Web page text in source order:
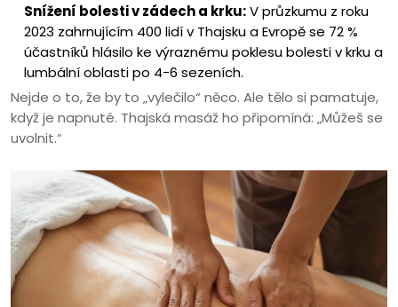
Snížení bolesti v zádech a krku:V průzkumu z roku
2023 zahrnujícím 400 lidí v Thajsku a Evropě se 72 %
účastníků hlásilo ke výraznému poklesu bolesti v krku a
lumbální oblasti po 4-6 sezeních.
Nejde o to, že by to „vylečilo“ něco. Ale tělo si pamatuje,
když je napnuté. Thajská masáž ho připomíná: „Můžeš se
uvolnit.“